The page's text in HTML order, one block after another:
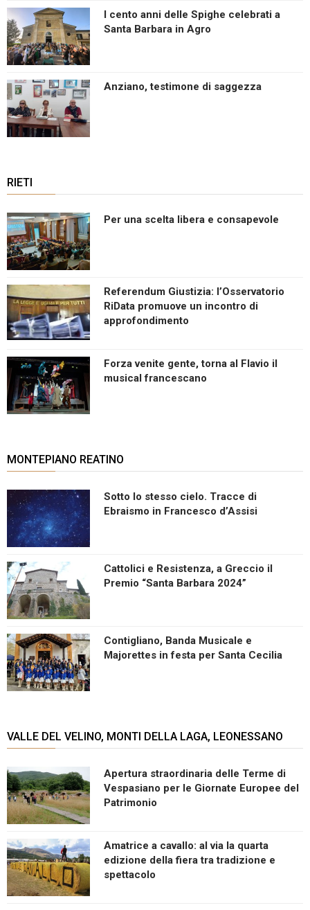
I cento anni delle Spighe celebrati a
Santa Barbara in Agro
Anziano, testimone di saggezza
RIETI
Per una scelta libera e consapevole
Referendum Giustizia: l’Osservatorio
RiData promuove un incontro di
approfondimento
Forza venite gente, torna al Flavio il
musical francescano
MONTEPIANO REATINO
Sotto lo stesso cielo. Tracce di
Ebraismo in Francesco d’Assisi
Cattolici e Resistenza, a Greccio il
Premio “Santa Barbara 2024”
Contigliano, Banda Musicale e
Majorettes in festa per Santa Cecilia
VALLE DEL VELINO, MONTI DELLA LAGA, LEONESSANO
Apertura straordinaria delle Terme di
Vespasiano per le Giornate Europee del
Patrimonio
Amatrice a cavallo: al via la quarta
edizione della fiera tra tradizione e
spettacolo